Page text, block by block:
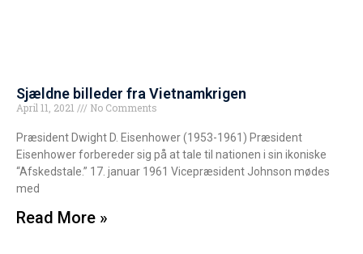
Sjældne billeder fra Vietnamkrigen
April 11, 2021 No Comments
Præsident Dwight D. Eisenhower (1953-1961) Præsident
Eisenhower forbereder sig på at tale til nationen i sin ikoniske
“Afskedstale.” 17. januar 1961 Vicepræsident Johnson mødes
med
Read More »